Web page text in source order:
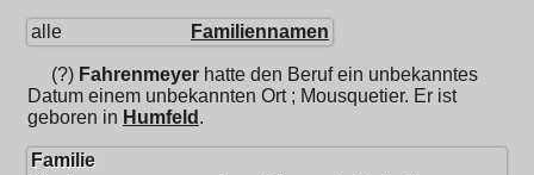
alle Familiennamen
(?) Fahrenmeyer hatte den Beruf ein unbekanntes
Datum einem unbekannten Ort ; Mousquetier. Er ist
geboren in Humfeld .
Familie